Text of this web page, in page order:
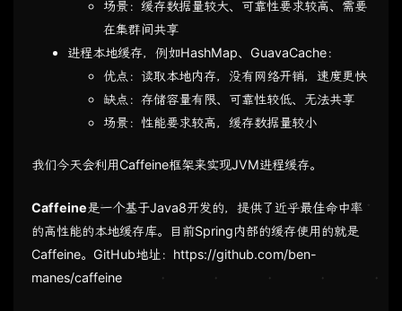
场景：缓存数据量较大、可靠性要求较高、需要
在集群间共享
进程本地缓存，例如HashMap、GuavaCache：
优点：读取本地内存，没有网络开销，速度更快
缺点：存储容量有限、可靠性较低、无法共享
场景：性能要求较高，缓存数据量较小
我们今天会利用Caffeine框架来实现JVM进程缓存。
Caffeine是一个基于Java8开发的，提供了近乎最佳命中率
的高性能的本地缓存库。目前Spring内部的缓存使用的就是
Caffeine。GitHub地址：https://github.com/ben-
manes/caffeine